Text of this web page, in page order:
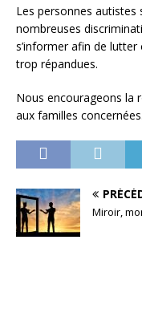
Les personnes autistes
nombreuses
s’informer afin de
trop répandues.
Nous encourageons la
aux familles concernées.
Miroir,